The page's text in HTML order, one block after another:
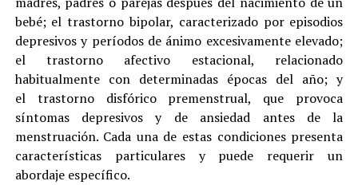
bebé; el trastorno bipolar, caracterizado por episodios
depresivos y períodos de ánimo excesivamente elevado;
el trastorno afectivo estacional, relacionado
habitualmente con determinadas épocas del año; y
el trastorno disfórico premenstrual, que provoca
síntomas depresivos y de ansiedad antes de la
menstruación. Cada una de estas condiciones presenta
características particulares y puede requerir un
abordaje específico.